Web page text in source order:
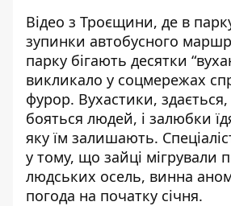
Відео з Троєщини, де в
зупинки автобусного
парку бігають десятки
викликало у соцмережах
фурор. Вухастики, здається,
бояться людей, і залюбки
яку їм залишають.
у тому, що зайці мігрували
людських осель, винна
погода на початку січня.